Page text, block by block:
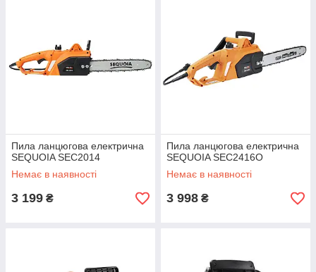
Пила ланцюгова електрична
SEQUOIA SEC2014
Немає в наявності
3 199 ₴
Пила ланцюгова електрична
SEQUOIA SEC2416O
Немає в наявності
3 998 ₴